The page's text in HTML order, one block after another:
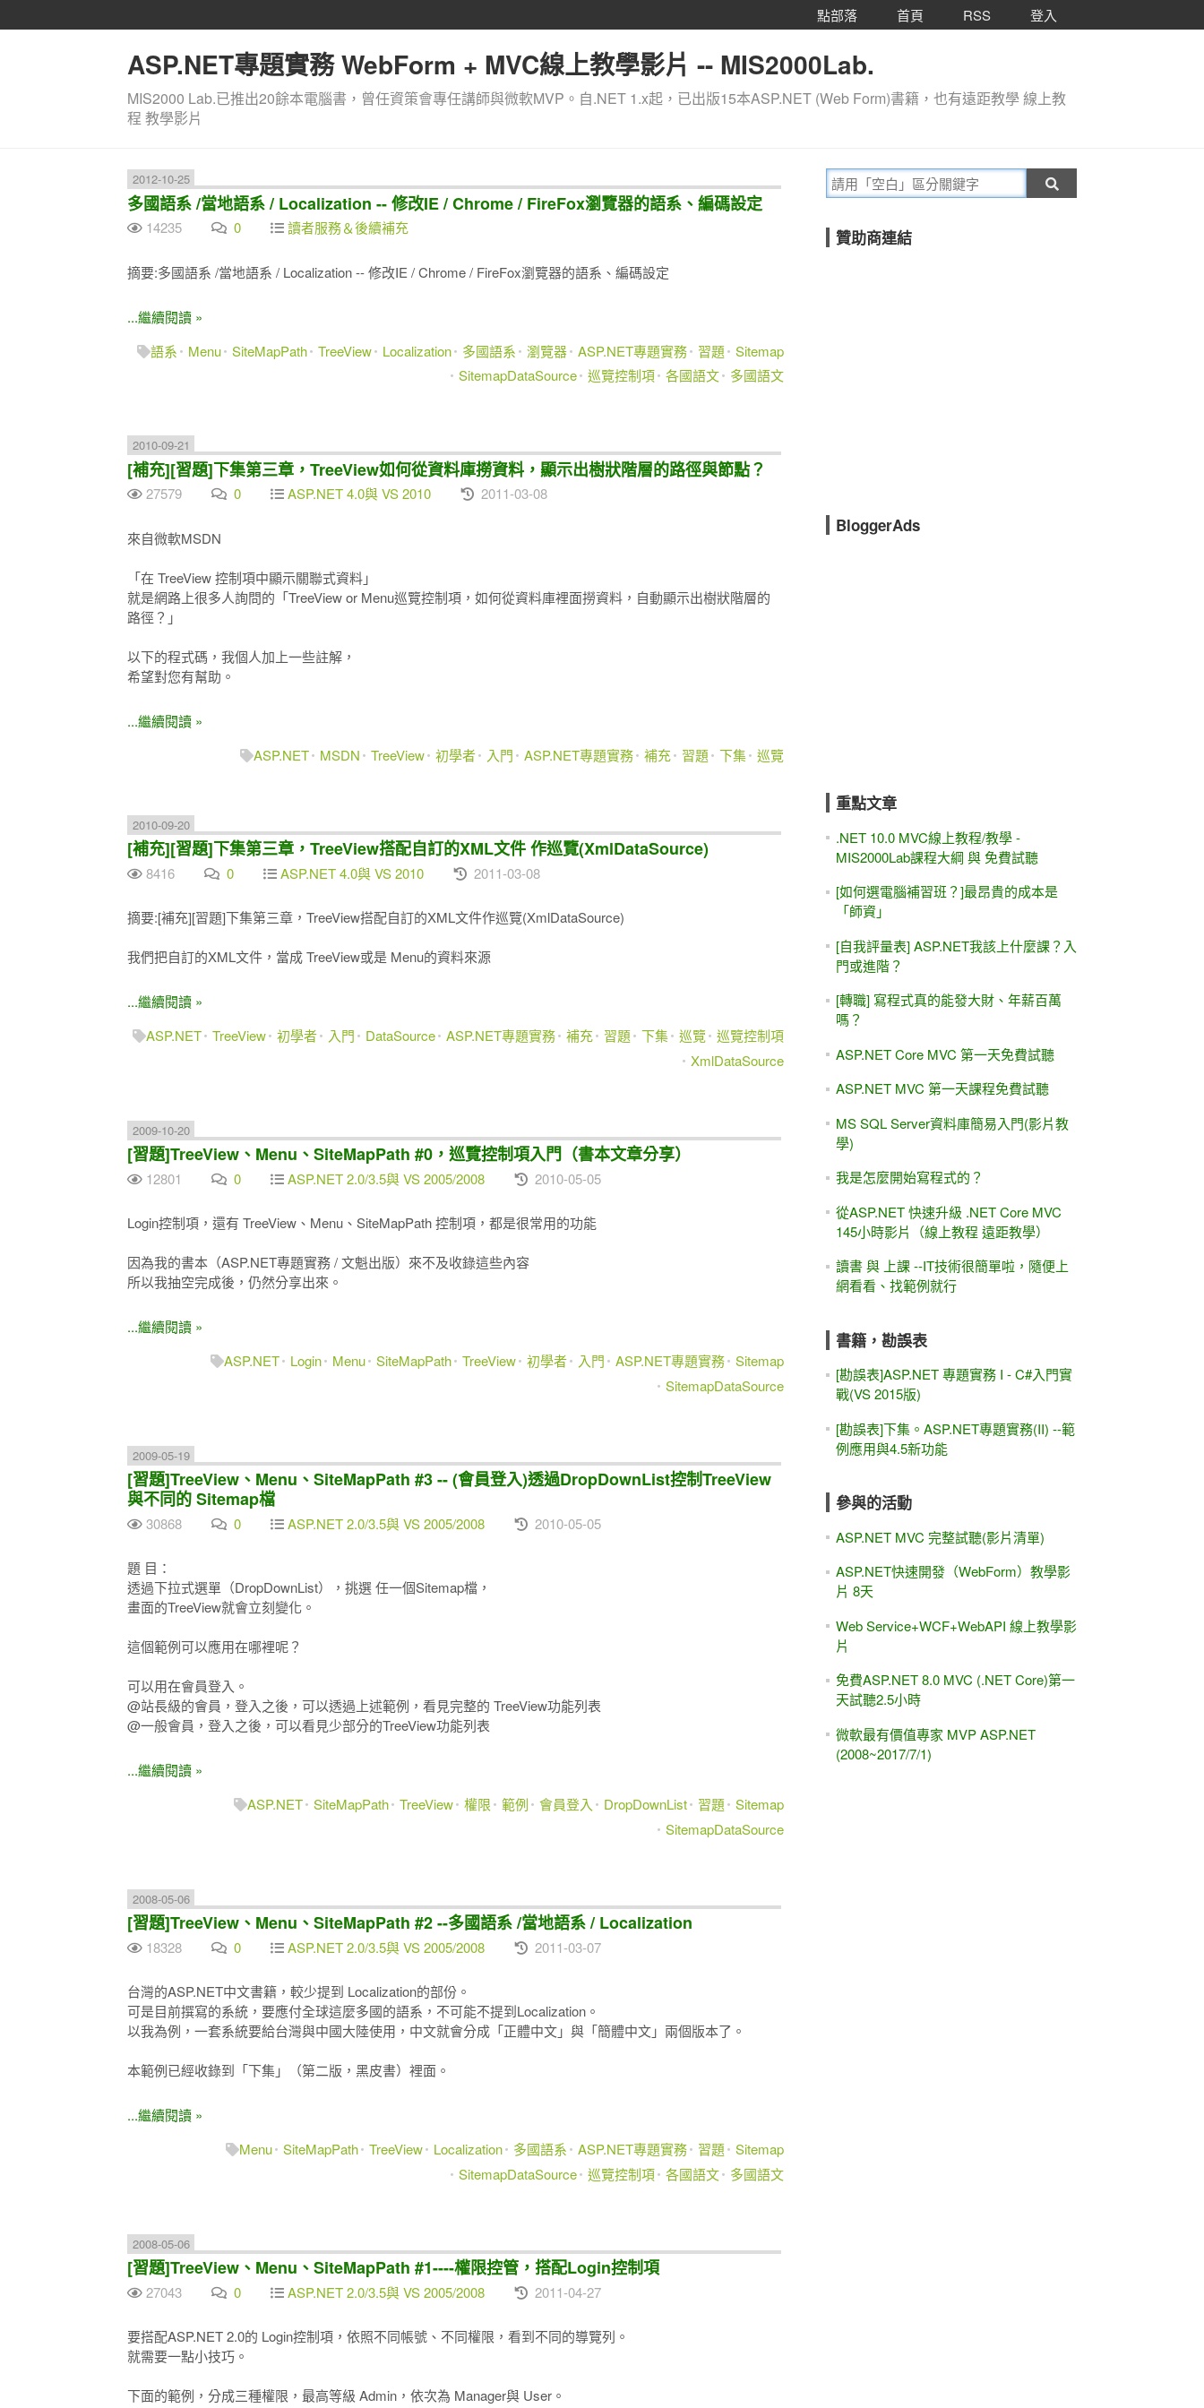
點部落 首頁 RSS 登入
ASP.NET專題實務 WebForm + MVC線上教學影片 -- MIS2000Lab.
MIS2000 Lab.已推出20餘本電腦書，曾任資策會專任講師與微軟MVP。自.NET 1.x起，已出版15本ASP.NET (Web Form)書籍，也有遠距教學 線上教
程 教學影片
2012-10-25
多國語系 /當地語系 / Localization -- 修改IE / Chrome / FireFox瀏覽器的語系、編碼設定
14235 0 讀者服務＆後續補充
摘要:多國語系 /當地語系 / Localization -- 修改IE / Chrome / FireFox瀏覽器的語系、編碼設定
...繼續閱讀 »
語系
Menu SiteMapPath TreeView Localization 多國語系 瀏覽器 ASP.NET專題實務 習題 Sitemap
SitemapDataSource 巡覽控制項 各國語文 多國語文
2010-09-21
[補充][習題]下集第三章，TreeView如何從資料庫撈資料，顯示出樹狀階層的路徑與節點？
27579 0 ASP.NET 4.0與 VS 2010 2011-03-08
來自微軟MSDN
「在 TreeView 控制項中顯示關聯式資料」
就是網路上很多人詢問的「TreeView or Menu巡覽控制項，如何從資料庫裡面撈資料，自動顯示出樹狀階層的
路徑？」
以下的程式碼，我個人加上一些註解，
希望對您有幫助。
...繼續閱讀 »
ASP.NET
MSDN TreeView 初學者 入門 ASP.NET專題實務 補充 習題 下集 巡覽
2010-09-20
[補充][習題]下集第三章，TreeView搭配自訂的XML文件 作巡覽(XmlDataSource)
8416 0 ASP.NET 4.0與 VS 2010 2011-03-08
摘要:[補充][習題]下集第三章，TreeView搭配自訂的XML文件作巡覽(XmlDataSource)
我們把自訂的XML文件，當成 TreeView或是 Menu的資料來源
...繼續閱讀 »
ASP.NET TreeView 初學者 入門 DataSource ASP.NET專題實務 補充 習題 下集 巡覽 巡覽控制項
XmlDataSource
2009-10-20
[習題]TreeView、Menu、SiteMapPath #0，巡覽控制項入門（書本文章分享）
12801 0 ASP.NET 2.0/3.5與 VS 2005/2008 2010-05-05
Login控制項，還有 TreeView、Menu、SiteMapPath 控制項，都是很常用的功能
因為我的書本（ASP.NET專題實務 / 文魁出版）來不及收錄這些內容
所以我抽空完成後，仍然分享出來。
...繼續閱讀 »
ASP.NET
Login Menu SiteMapPath TreeView 初學者 入門 ASP.NET專題實務 Sitemap
SitemapDataSource
2009-05-19
[習題]TreeView、Menu、SiteMapPath #3 -- (會員登入)透過DropDownList控制TreeView
與不同的 Sitemap檔
30868 0 ASP.NET 2.0/3.5與 VS 2005/2008 2010-05-05
題 目：
透過下拉式選單（DropDownList），挑選 任一個Sitemap檔，
畫面的TreeView就會立刻變化。
這個範例可以應用在哪裡呢？
可以用在會員登入。
@站長級的會員，登入之後，可以透過上述範例，看見完整的 TreeView功能列表
@一般會員，登入之後，可以看見少部分的TreeView功能列表
...繼續閱讀 »
ASP.NET SiteMapPath TreeView 權限 範例 會員登入 DropDownList 習題 Sitemap
SitemapDataSource
2008-05-06
[習題]TreeView、Menu、SiteMapPath #2 --多國語系 /當地語系 / Localization
18328 0 ASP.NET 2.0/3.5與 VS 2005/2008 2011-03-07
台灣的ASP.NET中文書籍，較少提到 Localization的部份。
可是目前撰寫的系統，要應付全球這麼多國的語系，不可能不提到Localization。
以我為例，一套系統要給台灣與中國大陸使用，中文就會分成「正體中文」與「簡體中文」兩個版本了。
本範例已經收錄到「下集」（第二版，黑皮書）裡面。
...繼續閱讀 »
Menu SiteMapPath TreeView Localization 多國語系 ASP.NET專題實務 習題 Sitemap
SitemapDataSource 巡覽控制項 各國語文 多國語文
2008-05-06
[習題]TreeView、Menu、SiteMapPath #1----權限控管，搭配Login控制項
27043 0 ASP.NET 2.0/3.5與 VS 2005/2008 2011-04-27
要搭配ASP.NET 2.0的 Login控制項，依照不同帳號、不同權限，看到不同的導覽列。
就需要一點小技巧。
下面的範例，分成三種權限，最高等級 Admin，依次為 Manager與 User。
贊助商連結
BloggerAds
重點文章
.NET 10.0 MVC線上教程/教學 -
MIS2000Lab課程大綱 與 免費試聽
[如何選電腦補習班？]最昂貴的成本是
「師資」
[自我評量表] ASP.NET我該上什麼課？入
門或進階？
[轉職] 寫程式真的能發大財、年薪百萬
嗎？
ASP.NET Core MVC 第一天免費試聽
ASP.NET MVC 第一天課程免費試聽
MS SQL Server資料庫簡易入門(影片教
學)
我是怎麼開始寫程式的？
從ASP.NET 快速升級 .NET Core MVC
145小時影片（線上教程 遠距教學）
讀書 與 上課 --IT技術很簡單啦，隨便上
網看看、找範例就行
書籍，勘誤表
[勘誤表]ASP.NET 專題實務 I - C#入門實
戰(VS 2015版)
[勘誤表]下集。ASP.NET專題實務(II) --範
例應用與4.5新功能
參與的活動
ASP.NET MVC 完整試聽(影片清單)
ASP.NET快速開發（WebForm）教學影
片 8天
Web Service+WCF+WebAPI 線上教學影
片
免費ASP.NET 8.0 MVC (.NET Core)第一
天試聽2.5小時
微軟最有價值專家 MVP ASP.NET
(2008~2017/7/1)